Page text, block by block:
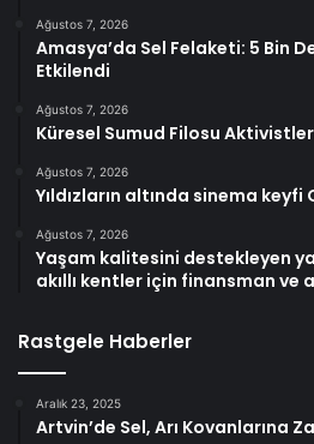
Ağustos 7, 2026
Amasya’da Sel Felaketi: 5 Bin
Etkilendi
Ağustos 7, 2026
Küresel Sumud Filosu
Ağustos 7, 2026
Yıldızların altında sinema keyfi
Ağustos 7, 2026
Yaşam kalitesini destekleyen
akıllı kentler için finansman ve
Rastgele Haberler
Aralık 23, 2025
Artvin’de Sel, Arı Kovanlarına